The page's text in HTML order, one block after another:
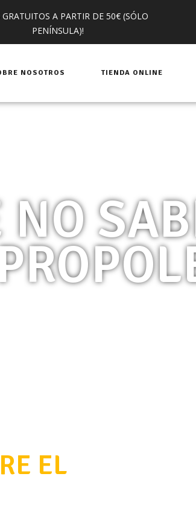
GRATUITOS A PARTIR DE 50€ (SÓLO
PENÍNSULA)!
NOSOTROS TIENDA ONLINE
NO
EL